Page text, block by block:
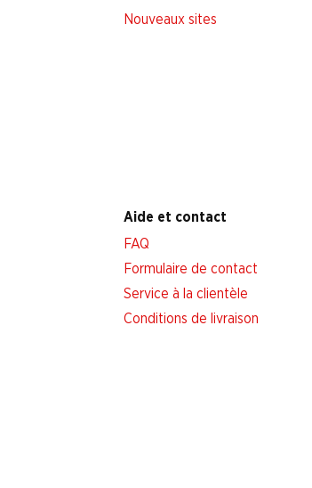
Nouveaux sites
Aide et contact
FAQ
Formulaire de contact
Service à la clientèle
Conditions de livraison